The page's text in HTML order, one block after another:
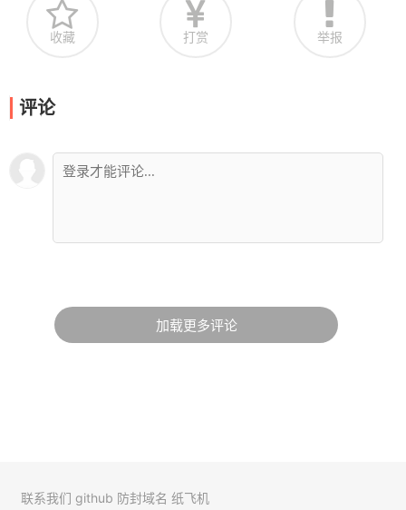
收藏 打赏 举报
评论
加载更多评论
联系我们 github 防封域名 纸飞机